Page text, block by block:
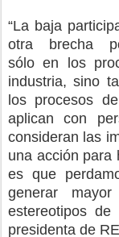
“La baja
otra brecha
sóloen
los
industria, sino
los procesos
aplican con
consideran las
una acción para
es que
generar
estereotipos de
presidenta de